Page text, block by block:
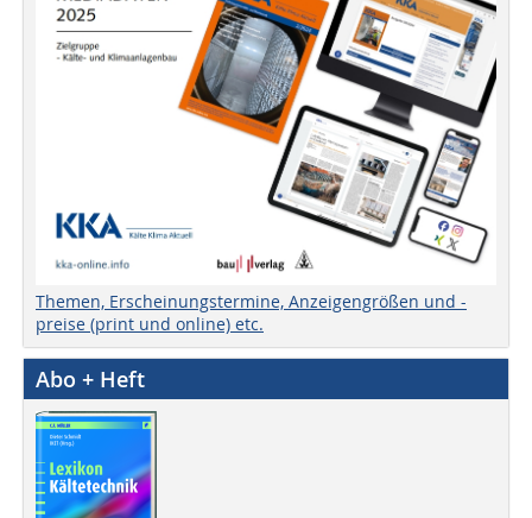
Themen, Erscheinungstermine, Anzeigengrößen und -
preise (print und online) etc.
Abo + Heft